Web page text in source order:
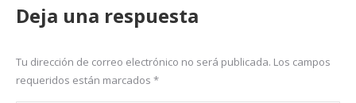
Deja una respuesta
Tu dirección de correo electrónico no será publicada. Los campos
requeridos están marcados *